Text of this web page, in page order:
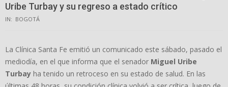
Uribe Turbay y su regreso a estado crítico
IN: BOGOTÁ
La Clínica Santa Fe emitió un comunicado este sábado, pasado el
mediodía, en el que informa que el senador Miguel Uribe
Turbay ha tenido un retroceso en su estado de salud. En las